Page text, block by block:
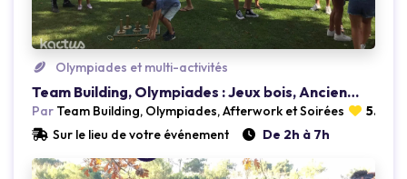
Olympiades et multi-activités
Team Building, Olympiades : Jeux bois, Anciens ( 33)
Par Team Building, Olympiades, Afterwork et Soirées 5.0
Sur le lieu de votre événement
De 2h à 7h